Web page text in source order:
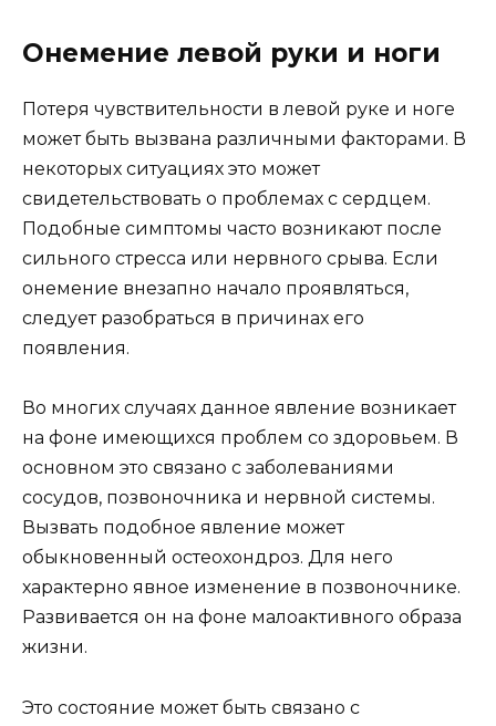
Онемение левой руки и ноги
Потеря чувствительности в левой руке и ноге
может быть вызвана различными факторами. В
некоторых ситуациях это может
свидетельствовать о проблемах с сердцем.
Подобные симптомы часто возникают после
сильного стресса или нервного срыва. Если
онемение внезапно начало проявляться,
следует разобраться в причинах его
появления.
Во многих случаях данное явление возникает
на фоне имеющихся проблем со здоровьем. В
основном это связано с заболеваниями
сосудов, позвоночника и нервной системы.
Вызвать подобное явление может
обыкновенный остеохондроз. Для него
характерно явное изменение в позвоночнике.
Развивается он на фоне малоактивного образа
жизни.
Это состояние может быть связано с